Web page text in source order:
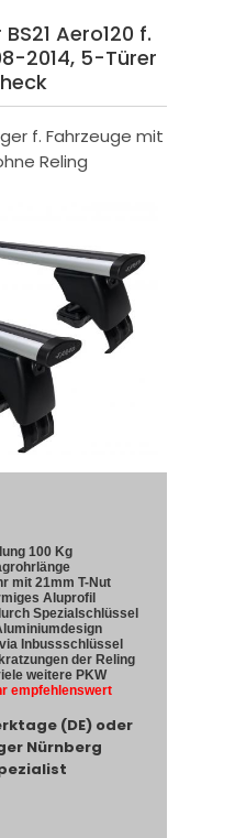
Aero120 f.
2014, 5-Türer
f. Fahrzeuge mit
Reling
100 Kg
mit 21mm T-Nut
Aluprofil
Spezialschlüssel
Inbussschlüssel
der Reling
weitere PKW
empfehlenswert
(DE) oder
Nürnberg